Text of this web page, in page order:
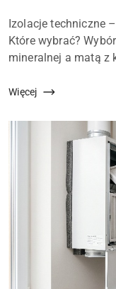
Treść
artykułu:
Izolacje techniczne
Które wybrać?
mineralnej a matą z
instalacjach HVAC.
Więcej